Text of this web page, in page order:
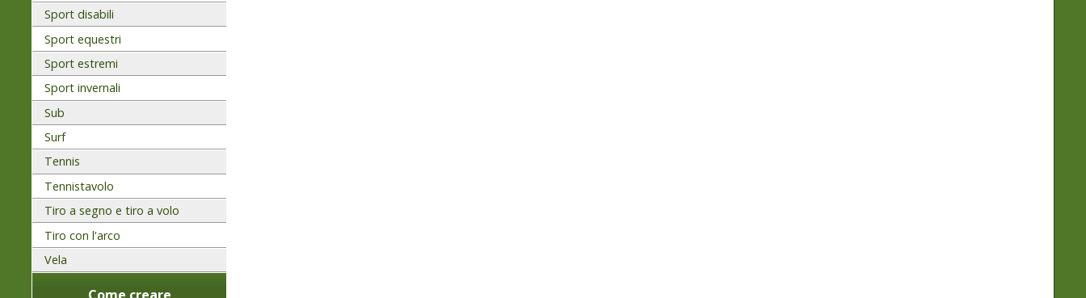
Sport disabili
Sport equestri
Sport estremi
Sport invernali
Sub
Surf
Tennis
Tennistavolo
Tiro a segno e tiro a volo
Tiro con l'arco
Vela